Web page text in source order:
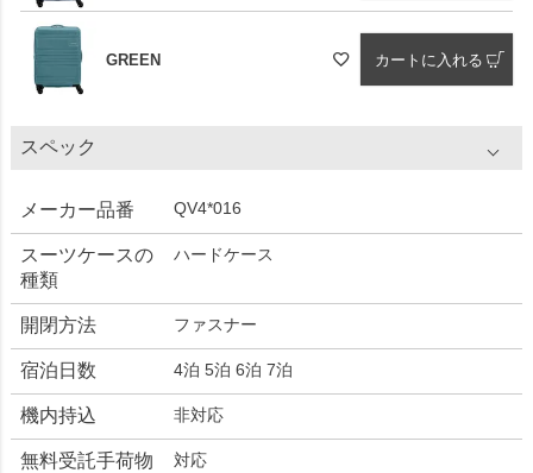
GREEN カートに入れる
スペック
メーカー品番 QV4*016
スーツケースの
種類
ハードケース
開閉方法 ファスナー
宿泊日数 4泊 5泊 6泊 7泊
機内持込 非対応
無料受託手荷物
対応